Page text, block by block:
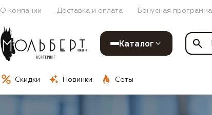
О компании Доставка и оплата Бонусная программа
Каталог
Скидки Новинки Сеты